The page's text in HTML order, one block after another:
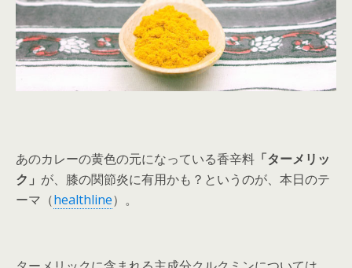
あのカレーの黄色の元になっている香辛料 「ターメリッ
ク」 が、膝の関節炎に有用かも？というのが、本日のテ
ーマ（healthline）。